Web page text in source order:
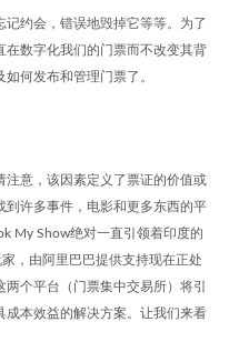
约会，错误地毁掉它等等。为了
在数字化我们的门票而不改变其背
何发布和管理门票了。
注意，该因素定义了票证的价值或
到许多事件，电影和更多东西的平
My Show绝对一直引领着印度的
，由阿里巴巴提供支持现在正处
个平台（门票集中交易所）将引
成本效益的解决方案。让我们来看